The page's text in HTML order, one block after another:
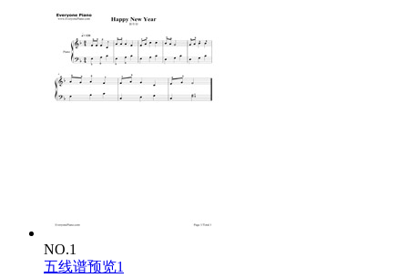
Happy new year to you all
NO.1
五线谱预览1